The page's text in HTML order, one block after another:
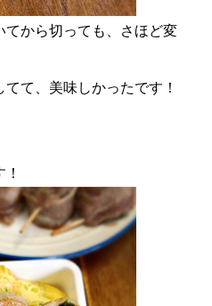
から切っても、さほど変
て、美味しかったです！